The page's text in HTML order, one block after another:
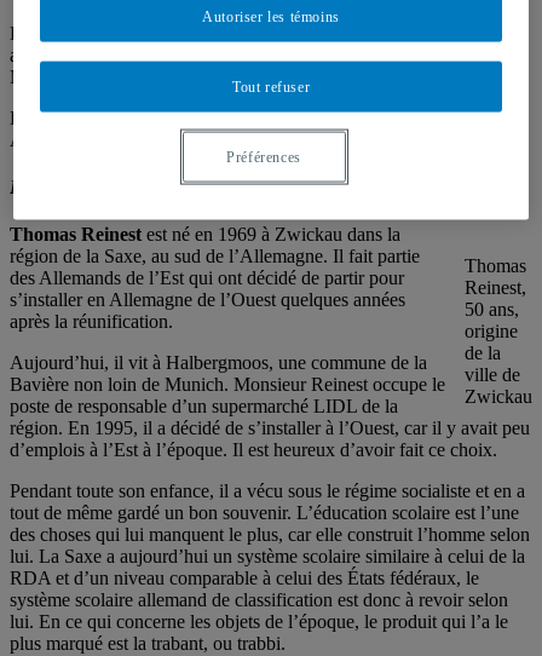
La seconde personne est un Allemand de l’Est également,
aujourd’hui professeur à l’Université et guide francophone au DDR
Museum
La troisième personne est une Ukrainienne juive ayant vécu en
Allemagne après la chute du Mur.
Premier portrait
Thomas
Reinest,
50 ans,
origine
de la
ville de
Zwickau
Thomas Reinest est né en 1969 à Zwickau dans la
région de la Saxe, au sud de l’Allemagne. Il fait partie
des Allemands de l’Est qui ont décidé de partir pour
s’installer en Allemagne de l’Ouest quelques années
après la réunification.
Aujourd’hui, il vit à Halbergmoos, une commune de la
Bavière non loin de Munich. Monsieur Reinest occupe le
poste de responsable d’un supermarché LIDL de la
région. En 1995, il a décidé de s’installer à l’Ouest, car il y avait peu
d’emplois à l’Est à l’époque. Il est heureux d’avoir fait ce choix.
Pendant toute son enfance, il a vécu sous le régime socialiste et en a
tout de même gardé un bon souvenir. L’éducation scolaire est l’une
des choses qui lui manquent le plus, car elle construit l’homme selon
lui. La Saxe a aujourd’hui un système scolaire similaire à celui de la
RDA et d’un niveau comparable à celui des États fédéraux, le
système scolaire allemand de classification est donc à revoir selon
lui. En ce qui concerne les objets de l’époque, le produit qui l’a le
plus marqué est la trabant, ou trabbi.
Tout refuser
Autoriser les témoins
Préférences